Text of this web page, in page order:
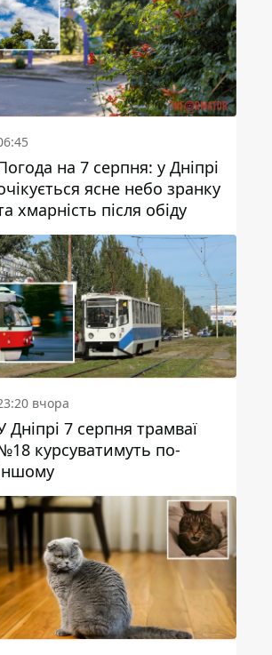
на 7 серпня: у Дніпрі
ясне небо зранку
хмарність після обіду
вчора
Дніпрі 7 серпня трамваї
курсуватимуть по-